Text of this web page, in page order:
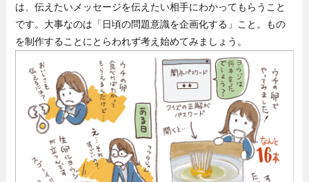
は、伝えたいメッセージを伝えたい相手にわかってもらうこと
です。大事なのは「日頃の問題意識を企画化する」こと。もの
を制作することにとらわれず考え始めてみましょう。